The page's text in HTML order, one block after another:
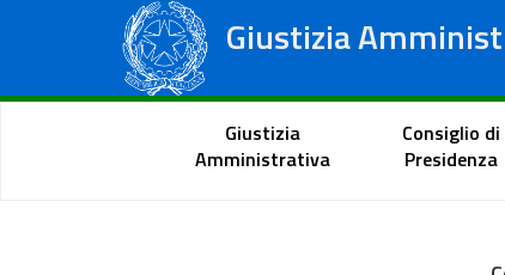
Giustizia
Tribunali Amministrativi
Portale del cittadino
Giustizia
Amministrativa
Consiglio di
Presidenza